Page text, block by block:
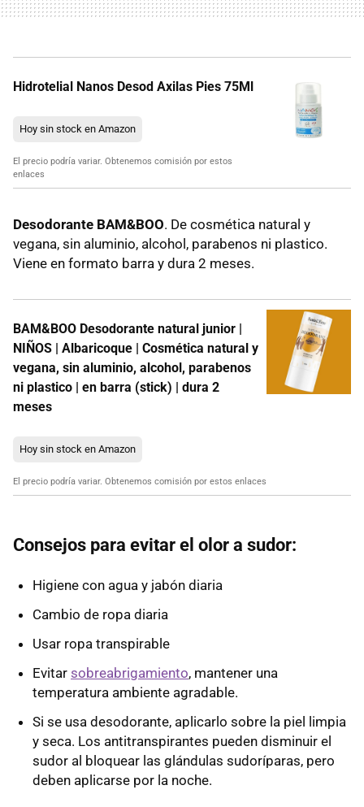
Hidrotelial Nanos Desod Axilas Pies 75Ml
Hoy sin stock en Amazon
El precio podría variar. Obtenemos comisión por estos
enlaces
Desodorante BAM&BOO. De cosmética natural y
vegana, sin aluminio, alcohol, parabenos ni plastico.
Viene en formato barra y dura 2 meses.
BAM&BOO Desodorante natural junior |
NIÑOS | Albaricoque | Cosmética natural y
vegana, sin aluminio, alcohol, parabenos
ni plastico | en barra (stick) | dura 2
meses
Hoy sin stock en Amazon
El precio podría variar. Obtenemos comisión por estos enlaces
Consejos para evitar el olor a sudor:
Higiene con agua y jabón diaria
Cambio de ropa diaria
Usar ropa transpirable
Evitar sobreabrigamiento, mantener una
temperatura ambiente agradable.
Si se usa desodorante, aplicarlo sobre la piel limpia
y seca. Los antitranspirantes pueden disminuir el
sudor al bloquear las glándulas sudoríparas, pero
deben aplicarse por la noche.